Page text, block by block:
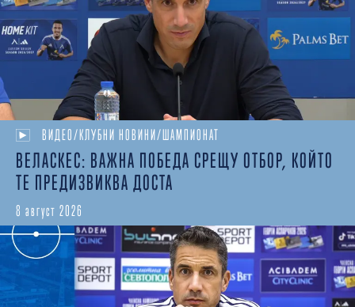
ВИДЕО/КЛУБНИ НОВИНИ/ШАМПИОНАТ
ВЕЛАСКЕС: ВАЖНА ПОБЕДА СРЕЩУ ОТБОР, КОЙТО
ТЕ ПРЕДИЗВИКВА ДОСТА
8 август 2026